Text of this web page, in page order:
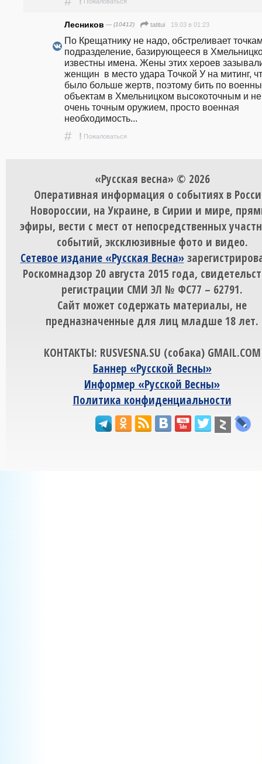
Лесников — (10412) tatitui 19.03 в 01:23
По Крещатнику не надо, обстреливает
подразделение, базирующееся в
известны имена. Жены этих хероев
женщин  в место удара Точкой У на митинг,
было больше жертв, поэтому бить по
объектам в Хмельницком высокоточным и не
очень точным оружием, просто военная
необходимость...
# ! Пожаловаться
«Русская весна» © 2026
Оперативная информация о событиях в
Новороссии, на Украине, в Сирии и мире,
эфиры, вести с мест от непосредственных
событий, эксклюзивные фото и видео.
Сетевое издание «Русская Весна»
Роскомнадзор 20 августа 2015 года,
регистрации СМИ ЭЛ № ФС77 – 62791.
Сайт может содержать материалы, не
предназначенные для лиц младше 18 лет.
КОНТАКТЫ: RUSVESNA.SU (собака) GMAIL.COM
Баннер «Русской Весны»
Информер «Русской Весны»
Политика конфиденциальности